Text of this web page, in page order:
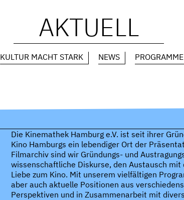
AKTUELL
KULTUR MACHT STARK NEWS PROGRAMME
Die Kinemathek Hamburg e.V. ist seit ihrer
Kino Hamburgs ein lebendiger Ort der
Filmarchiv sind wir Gründungs- und
wissenschaftliche Diskurse, den Austausch
Liebe zum Kino. Mit unserem vielfältigen
aber auch aktuelle Positionen aus
Perspektiven und in Zusammenarbeit mit